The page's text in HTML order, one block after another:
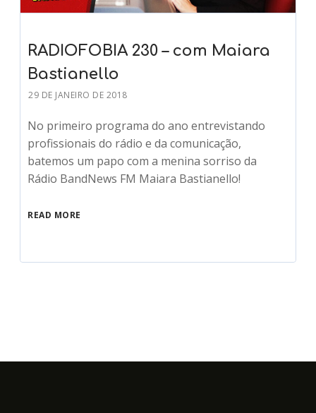
RADIOFOBIA 230 – com Maiara
Bastianello
29 DE JANEIRO DE 2018
No primeiro programa do ano entrevistando
profissionais do rádio e da comunicação,
batemos um papo com a menina sorriso da
Rádio BandNews FM Maiara Bastianello!
READ MORE